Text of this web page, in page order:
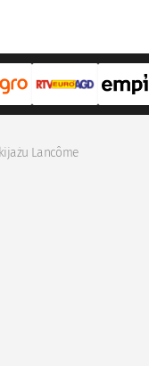
Lancôme